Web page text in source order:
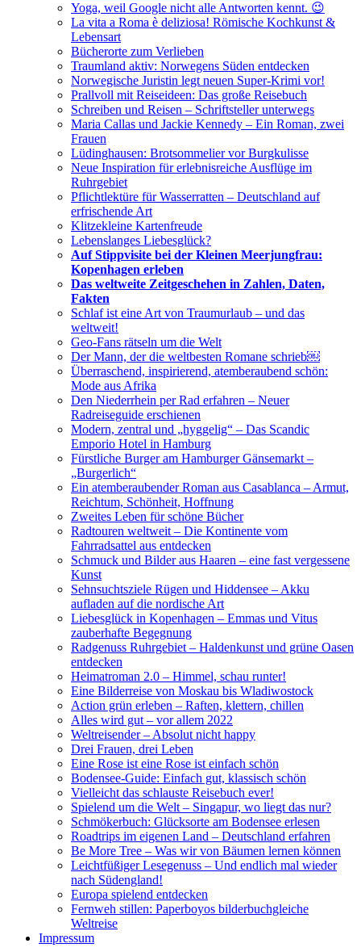
Yoga, weil Google nicht alle Antworten kennt. 😉
La vita a Roma è deliziosa! Römische Kochkunst &
Lebensart
Bücherorte zum Verlieben
Traumland aktiv: Norwegens Süden entdecken
Norwegische Juristin legt neuen Super-Krimi vor!
Prallvoll mit Reiseideen: Das große Reisebuch
Schreiben und Reisen – Schriftsteller unterwegs
Maria Callas und Jackie Kennedy – Ein Roman, zwei
Frauen
Lüdinghausen: Brotsommelier vor Burgkulisse
Neue Inspiration für erlebnisreiche Ausflüge im
Ruhrgebiet
Pflichtlektüre für Wasserratten – Deutschland auf
erfrischende Art
Klitzekleine Kartenfreude
Lebenslanges Liebesglück?
Auf Stippvisite bei der Kleinen Meerjungfrau:
Kopenhagen erleben
Das weltweite Zeitgeschehen in Zahlen, Daten,
Fakten
Schlaf ist eine Art von Traumurlaub – und das
weltweit!
Geo-Fans rätseln um die Welt
Der Mann, der die weltbesten Romane schrieb￼
Überraschend, inspirierend, atemberaubend schön:
Mode aus Afrika
Den Niederrhein per Rad erfahren – Neuer
Radreiseguide erschienen
Modern, zentral und „hyggelig“ – Das Scandic
Emporio Hotel in Hamburg
Fürstliche Burger am Hamburger Gänsemarkt –
„Burgerlich“
Ein atemberaubender Roman aus Casablanca – Armut,
Reichtum, Schönheit, Hoffnung
Zweites Leben für schöne Bücher
Radtouren weltweit – Die Kontinente vom
Fahrradsattel aus entdecken
Schmuck und Bilder aus Haaren – eine fast vergessene
Kunst
Sehnsuchtsziele Rügen und Hiddensee – Akku
aufladen auf die nordische Art
Liebesglück in Kopenhagen – Emmas und Vitus
zauberhafte Begegnung
Radgenuss Ruhrgebiet – Haldenkunst und grüne Oasen
entdecken
Heimatroman 2.0 – Himmel, schau runter!
Eine Bilderreise von Moskau bis Wladiwostock
Action grün erleben – Raften, klettern, chillen
Alles wird gut – vor allem 2022
Weltreisender – Absolut nicht happy
Drei Frauen, drei Leben
Eine Rose ist eine Rose ist einfach schön
Bodensee-Guide: Einfach gut, klassisch schön
Vielleicht das schlauste Reisebuch ever!
Spielend um die Welt – Singapur, wo liegt das nur?
Schmökerbuch: Glücksorte am Bodensee erlesen
Roadtrips im eigenen Land – Deutschland erfahren
Be More Tree – Was wir von Bäumen lernen können
Leichtfüßiger Lesegenuss – Und endlich mal wieder
nach Südengland!
Europa spielend entdecken
Fernweh stillen: Paperboyos bilderbuchgleiche
Weltreise
Impressum